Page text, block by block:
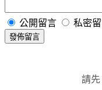
公開留言 私密
發佈留言
請先